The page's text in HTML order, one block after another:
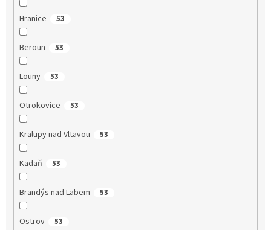
Hranice 53
Beroun 53
Louny 53
Otrokovice 53
Kralupy nad Vltavou 53
Kadaň 53
Brandýs nad Labem 53
Ostrov 53